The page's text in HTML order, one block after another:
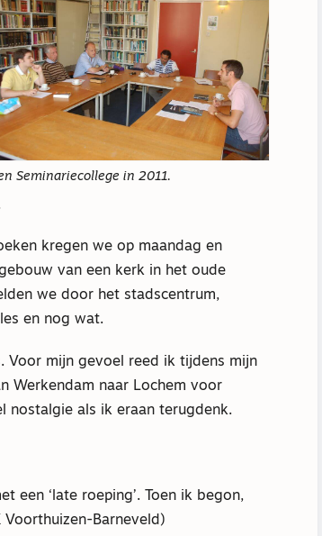
Seminariecollege in 2011.
kregen we op maandag en
van een kerk in het oude
we door het stadscentrum,
en nog wat.
Voor mijn gevoel reed ik tijdens mijn
Werkendam naar Lochem voor
nostalgie als ik eraan terugdenk.
een ‘late roeping’. Toen ik begon,
Barneveld)